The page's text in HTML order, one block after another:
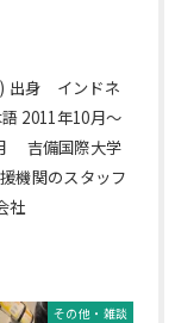
出身 インドネ
2011年10月～
吉備国際大学
機関のスタッフ
社
その他・雑談